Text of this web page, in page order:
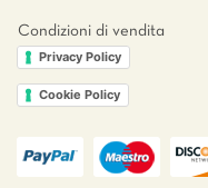
Condizioni di vendita
Privacy Policy
Cookie Policy